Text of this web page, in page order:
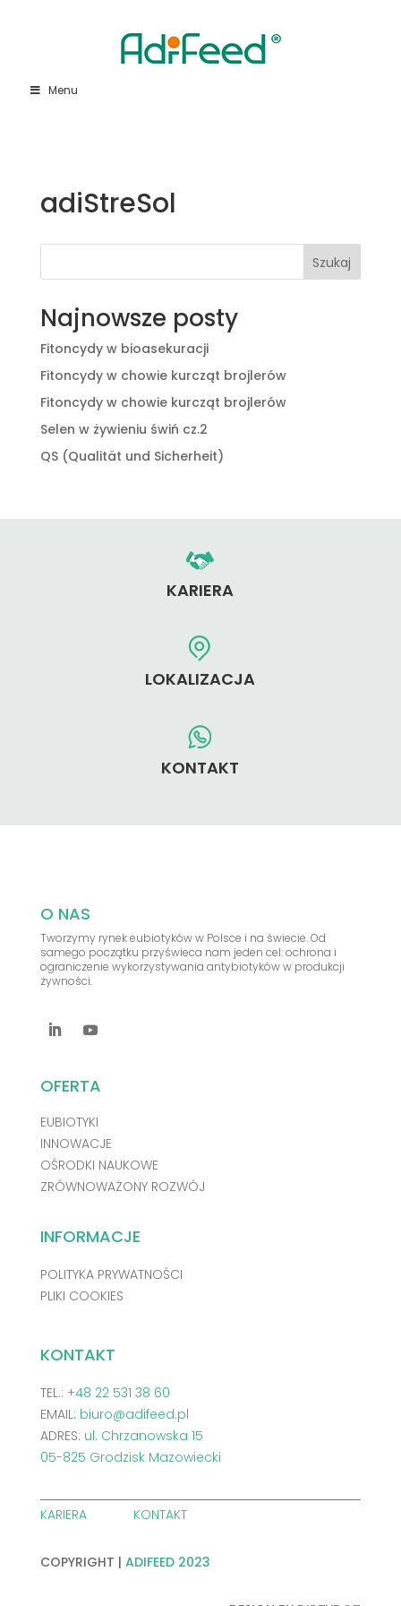
Menu
adiStreSol
Szukaj
Najnowsze posty
Fitoncydy w bioasekuracji
Fitoncydy w chowie kurcząt brojlerów
Fitoncydy w chowie kurcząt brojlerów
Selen w żywieniu świń cz.2
QS (Qualität und Sicherheit)
KARIERA
LOKALIZACJA
KONTAKT
O NAS
Tworzymy rynek eubiotyków w Polsce i na świecie. Od
samego początku przyświeca nam jeden cel: ochrona i
ograniczenie wykorzystywania antybiotyków w produkcji
żywności.
OFERTA
EUBIOTYKI
INNOWACJE
OŚRODKI NAUKOWE
ZRÓWNOWAŻONY ROZWÓJ
INFORMACJE
POLITYKA PRYWATNOŚCI
PLIKI COOKIES
KONTAKT
TEL.: +48 22 531 38 60
EMAIL: biuro@adifeed.pl
ADRES: ul. Chrzanowska 15
05-825 Grodzisk Mazowiecki
KARIERA KONTAKT
COPYRIGHT | ADIFEED 2023